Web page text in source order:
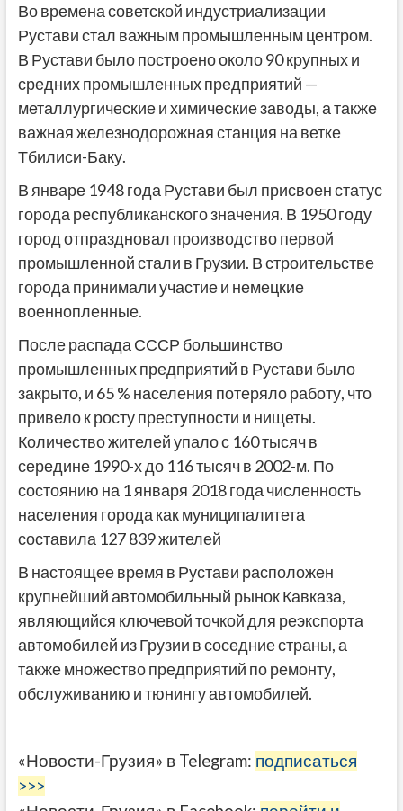
Во времена советской индустриализации
Рустави стал важным промышленным центром.
В Рустави было построено около 90 крупных и
средних промышленных предприятий —
металлургические и химические заводы, а также
важная железнодорожная станция на ветке
Тбилиси-Баку.
В январе 1948 года Рустави был присвоен статус
города республиканского значения. В 1950 году
город отпраздновал производство первой
промышленной стали в Грузии. В строительстве
города принимали участие и немецкие
военнопленные.
После распада СССР большинство
промышленных предприятий в Рустави было
закрыто, и 65 % населения потеряло работу, что
привело к росту преступности и нищеты.
Количество жителей упало с 160 тысяч в
середине 1990-х до 116 тысяч в 2002-м. По
состоянию на 1 января 2018 года численность
населения города как муниципалитета
составила 127 839 жителей
В настоящее время в Рустави расположен
крупнейший автомобильный рынок Кавказа,
являющийся ключевой точкой для реэкспорта
автомобилей из Грузии в соседние страны, а
также множество предприятий по ремонту,
обслуживанию и тюнингу автомобилей.
«Новости-Грузия» в Telegram: подписаться
>>>